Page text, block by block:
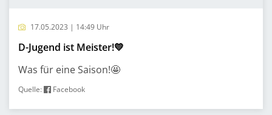
17.05.2023 | 14:49 Uhr
D-Jugend ist Meister!💛
Was für eine Saison!🤩
Quelle: Facebook